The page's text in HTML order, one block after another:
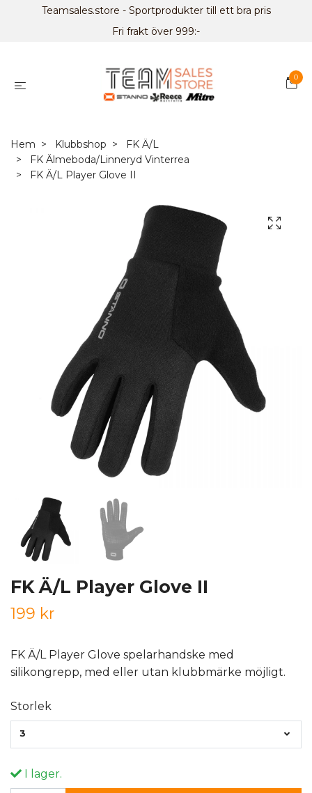
Teamsales.store - Sportprodukter till ett bra pris
Fri frakt över 999:-
0
Hem Klubbshop
FK Ä/L
FK Älmeboda/Linneryd Vinterrea
FK Ä/L Player Glove II
FK Ä/L Player Glove II
199 kr
FK Ä/L Player Glove spelarhandske med
silikongrepp, med eller utan klubbmärke möjligt.
Storlek
3
I lager.